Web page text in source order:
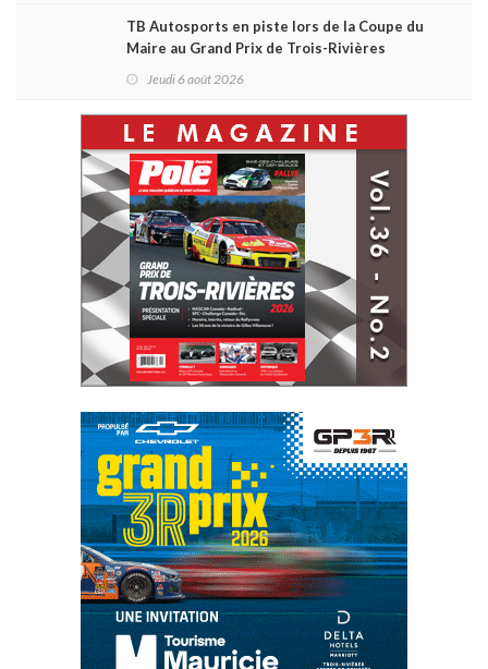
TB Autosports en piste lors de la Coupe du
Maire au Grand Prix de Trois-Rivières
Jeudi 6 août 2026